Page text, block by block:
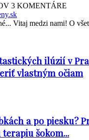
3 KOMENTÁRE
Vitaj medzi nami! O
ilúzií v
vlastným očiam
a po piesku?
šokom...